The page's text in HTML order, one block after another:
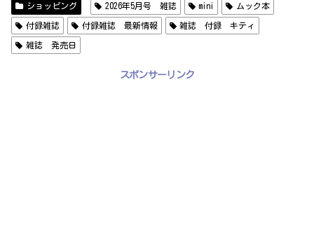
ショッピング 2026年5月号 雑誌 mini ムック本
付録雑誌 付録雑誌 最新情報 雑誌 付録 キティ
雑誌 発売日
スポンサーリンク